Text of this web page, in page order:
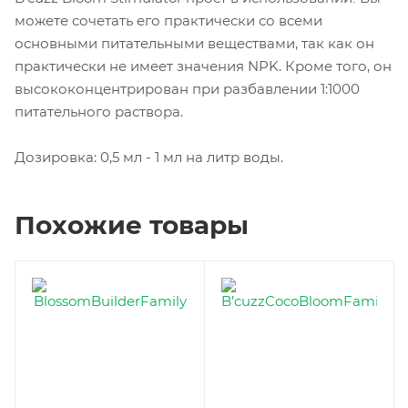
можете сочетать его практически со всеми
основными питательными веществами, так как он
практически не имеет значения NPK. Кроме того, он
высококонцентрирован при разбавлении 1:1000
питательного раствора.
Дозировка: 0,5 мл - 1 мл на литр воды.
Похожие товары